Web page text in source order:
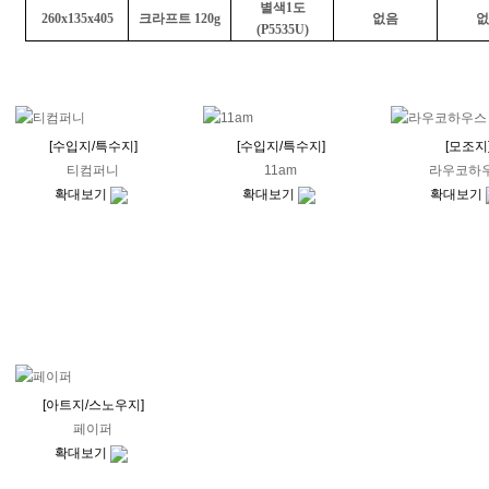
260x135x405 크라프트 120g
별색1도
(P5535U)
없음
[수입지/특수지]
티컴퍼니
확대보기
[수입지/특수지]
11am
확대보기
[모조
라우코하
확대보기
[아트지/스노우지]
페이퍼
확대보기